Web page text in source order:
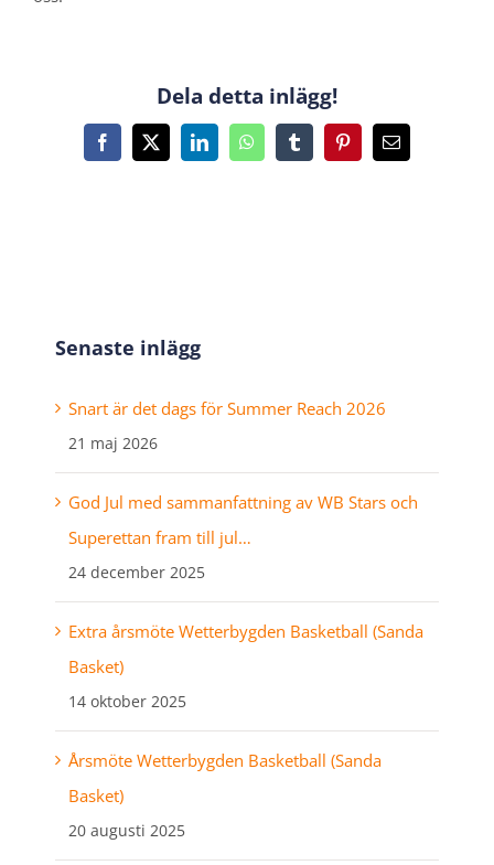
Dela detta inlägg!
Facebook
X LinkedInWhatsAppTumblrPinterest
E-
Senaste inlägg
Snart är det dags för Summer Reach 2026
21 maj 2026
God Jul med sammanfattning av WB Stars och
Superettan fram till jul…
24 december 2025
Extra årsmöte Wetterbygden Basketball (Sanda
Basket)
14 oktober 2025
Årsmöte Wetterbygden Basketball (Sanda
Basket)
20 augusti 2025